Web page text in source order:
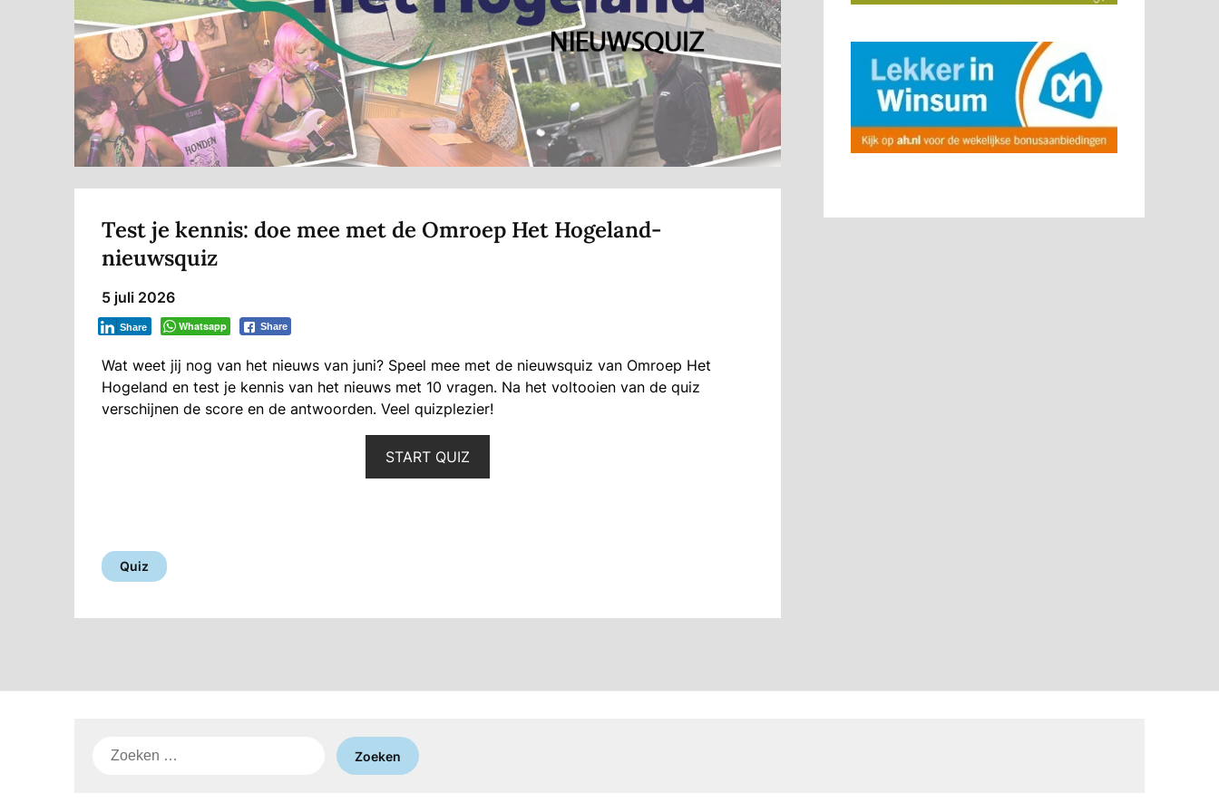
Test je kennis: doe mee met de Omroep Het Hogeland-
nieuwsquiz
5 juli 2026
Whatsapp Share
Share
Wat weet jij nog van het nieuws van juni? Speel mee met de nieuwsquiz van Omroep Het
Hogeland en test je kennis van het nieuws met 10 vragen. Na het voltooien van de quiz
verschijnen de score en de antwoorden. Veel quizplezier!
START QUIZ
Quiz
Zoeken